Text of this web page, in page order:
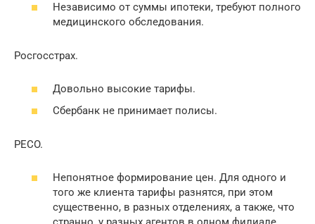
Независимо от суммы ипотеки, требуют полного
медицинского обследования.
Росгосстрах.
Довольно высокие тарифы.
Сбербанк не принимает полисы.
PECO.
Непонятное формирование цен. Для одного и
того же клиента тарифы разнятся, при этом
существенно, в разных отделениях, а также, что